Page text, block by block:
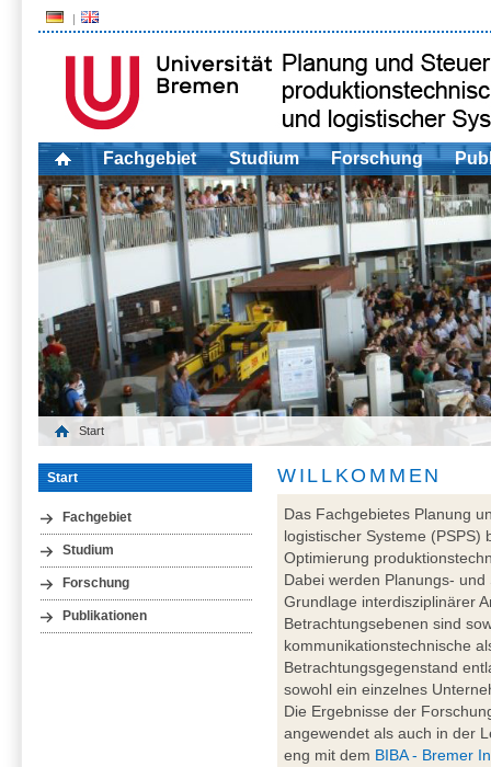
Fachgebiet Studium Forschung
Start
Start
Fachgebiet
Studium
Forschung
Publikationen
WILLKOMMEN
Das Fachgebietes Planung
logistischer Systeme (PSPS)
Optimierung
Dabei werden Planungs-
Grundlage interdisziplinärer
Betrachtungsebenen sind
kommunikationstechnische
Betrachtungsgegenstand
sowohl ein einzelnes
Die Ergebnisse der
angewendet als auch in der
eng mit dem BIBA - Bremer